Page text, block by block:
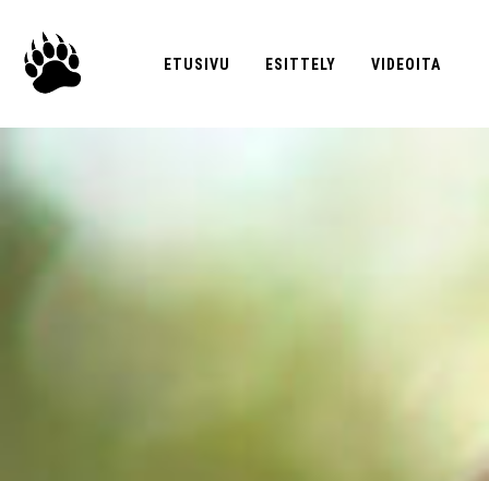
ETUSIVU ESITTELY VIDEOITA